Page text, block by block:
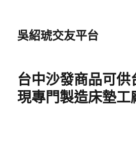
吳紹琥交友平台
台中沙發商品可供
現專門製造床墊工